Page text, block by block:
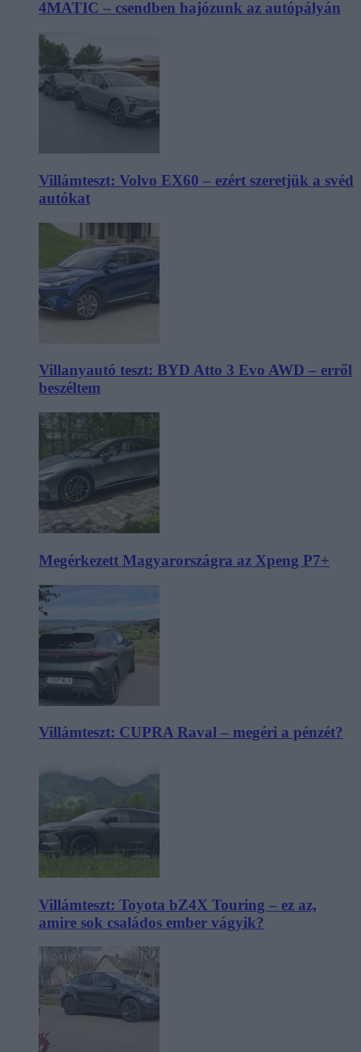
4MATIC – csendben hajózunk az autópályán
Villámteszt: Volvo EX60 – ezért szeretjük a svéd
autókat
Villanyautó teszt: BYD Atto 3 Evo AWD – erről
beszéltem
Megérkezett Magyarországra az Xpeng P7+
Villámteszt: CUPRA Raval – megéri a pénzét?
Villámteszt: Toyota bZ4X Touring – ez az,
amire sok családos ember vágyik?